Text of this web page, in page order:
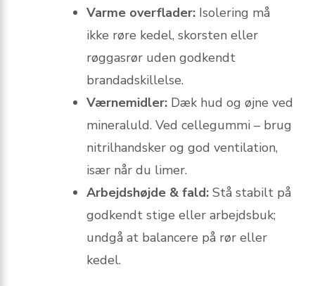
Varme overflader: Isolering må
ikke røre kedel, skorsten eller
røggasrør uden godkendt
brandadskillelse.
Værnemidler: Dæk hud og øjne ved
mineraluld. Ved cellegummi – brug
nitrilhandsker og god ventilation,
især når du limer.
Arbejdshøjde & fald: Stå stabilt på
godkendt stige eller arbejdsbuk;
undgå at balancere på rør eller
kedel.